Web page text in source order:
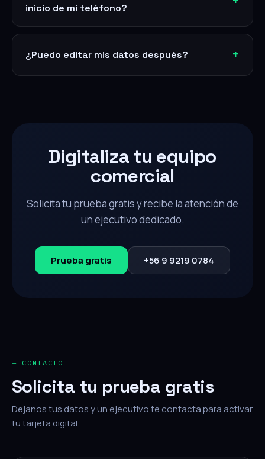
inicio de mi teléfono?
¿Puedo editar mis datos después?
Digitaliza tu equipo
comercial
Solicita tu prueba gratis y recibe la atención de
un ejecutivo dedicado.
Prueba gratis +56 9 9219 0784
— CONTACTO
Solicita tu prueba gratis
Dejanos tus datos y un ejecutivo te contacta para activar
tu tarjeta digital.